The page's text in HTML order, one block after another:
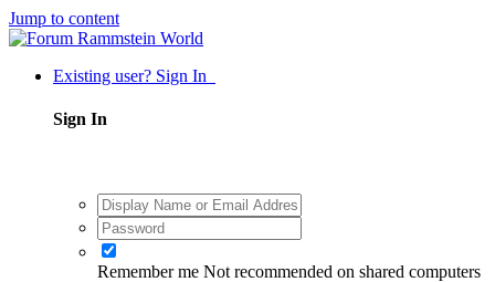
Jump to content
Existing user? Sign In
Sign In
Remember me Not recommended on shared computers